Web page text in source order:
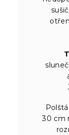
30 cm